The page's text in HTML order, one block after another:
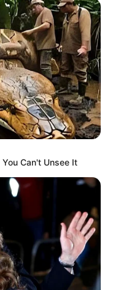
અમદાવાદના કોમ્પ્યુટર
નવું બિલ આવી શકે છે, 10
સુધીના દંડની જોગવાઈ
મેસેજ જાહેર કરીને
નિર્ણય લેવાશે
3,834
2,164
1,078
521
Can't Unsee It